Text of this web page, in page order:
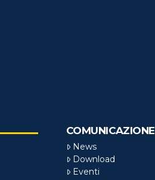
COMUNICAZIONE
News
Download
Eventi